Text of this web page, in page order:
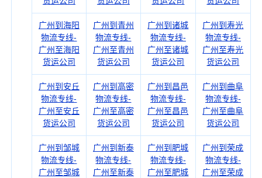
广州到海阳
物流专线-
广州至海阳
货运公司
广州到青州
物流专线-
广州至青州
货运公司
广州到诸城
物流专线-
广州至诸城
货运公司
广州到寿光
物流专线-
广州至寿光
货运公司
广州到安丘
物流专线-
广州至安丘
货运公司
广州到高密
物流专线-
广州至高密
货运公司
广州到昌邑
物流专线-
广州至昌邑
货运公司
广州到曲阜
物流专线-
广州至曲阜
货运公司
广州到邹城
物流专线-
广州至邹城
广州到新泰
物流专线-
广州至新泰
广州到肥城
物流专线-
广州至肥城
广州到荣成
物流专线-
广州至荣成